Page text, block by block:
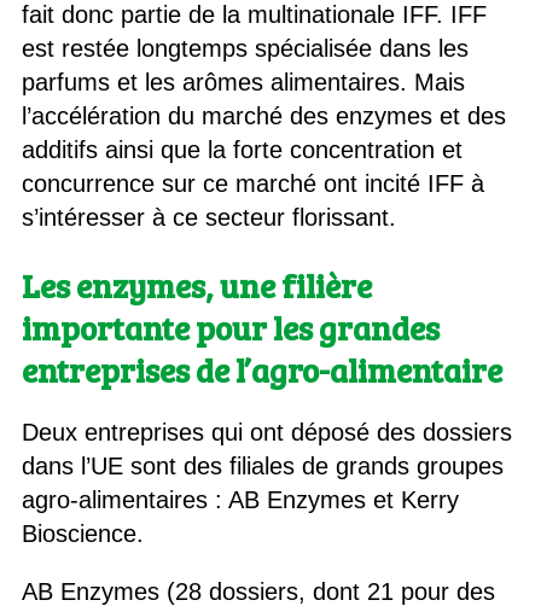
fait donc partie de la multinationale IFF. IFF
est restée longtemps spécialisée dans les
parfums et les arômes alimentaires. Mais
l’accélération du marché des enzymes et des
additifs ainsi que la forte concentration et
concurrence sur ce marché ont incité IFF à
s’intéresser à ce secteur florissant.
Les enzymes, une filière
importante pour les grandes
entreprises de l’agro-alimentaire
Deux entreprises qui ont déposé des dossiers
dans l’UE sont des filiales de grands groupes
agro-alimentaires : AB Enzymes et Kerry
Bioscience.
AB Enzymes (28 dossiers, dont 21 pour des